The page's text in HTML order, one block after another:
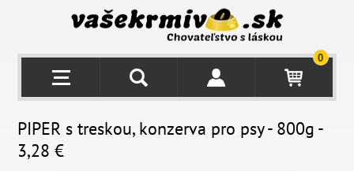
0
PIPER s treskou, konzerva pro psy - 800g -
3,28 €